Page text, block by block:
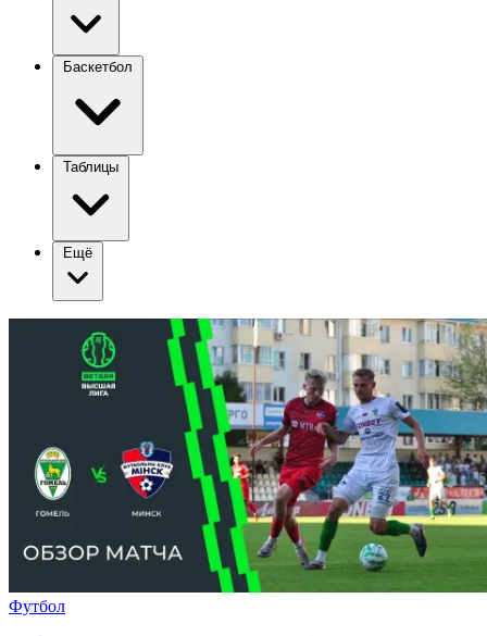
Баскетбол
Таблицы
Ещё
Футбол